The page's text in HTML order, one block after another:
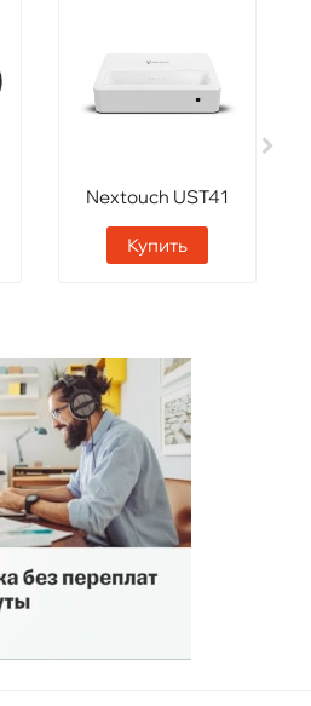
Nextouch UST41
Купить